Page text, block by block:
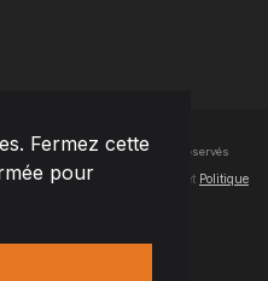
Fermez cette
pour
France- Tous les droits sont réservés
nos Conditions d'utilisation et Politique